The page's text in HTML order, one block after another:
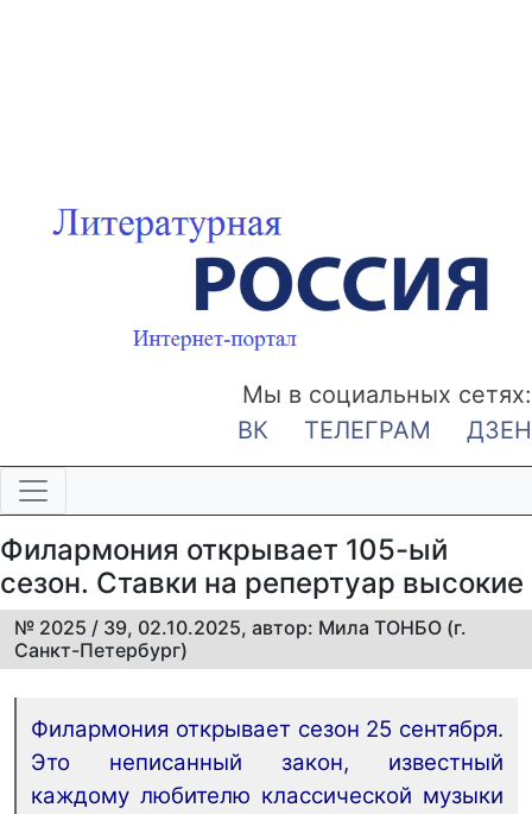
Мы в социальных сетях:
ВК
ТЕЛЕГРАМ ДЗЕН
Филармония открывает 105-ый
сезон. Ставки на репертуар высокие
№ 2025 / 39, 02.10.2025, автор: Мила ТОНБО (г.
Санкт-Петербург)
Филармония открывает сезон 25 сентября.
Это неписанный закон, известный
каждому любителю классической музыки